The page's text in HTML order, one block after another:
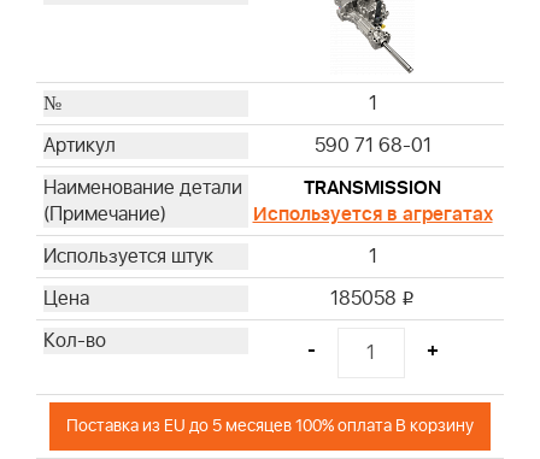
52
1
590 71 68-01
TRANSMISSION
Используется в агрегатах
1
185058 i
- +
Поставка из EU до 5 месяцев 100% оплата В корзину